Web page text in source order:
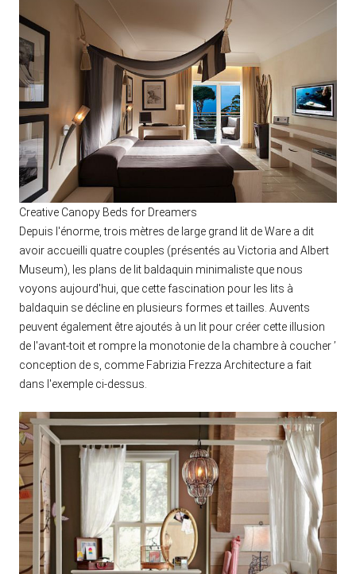
Creative Canopy Beds for Dreamers
Depuis l'énorme, trois mètres de large grand lit de Ware a dit
avoir accueilli quatre couples (présentés au Victoria and Albert
Museum), les plans de lit baldaquin minimaliste que nous
voyons aujourd'hui, que cette fascination pour les lits à
baldaquin se décline en plusieurs formes et tailles. Auvents
peuvent également être ajoutés à un lit pour créer cette illusion
de l'avant-toit et rompre la monotonie de la chambre à coucher ’
conception de s, comme Fabrizia Frezza Architecture a fait
dans l'exemple ci-dessus.